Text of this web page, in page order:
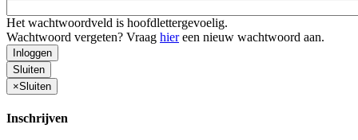
Het wachtwoordveld is hoofdlettergevoelig.
Wachtwoord vergeten? Vraag hiereen nieuw wachtwoord aan.
Inloggen
Sluiten
×Sluiten
Inschrijven